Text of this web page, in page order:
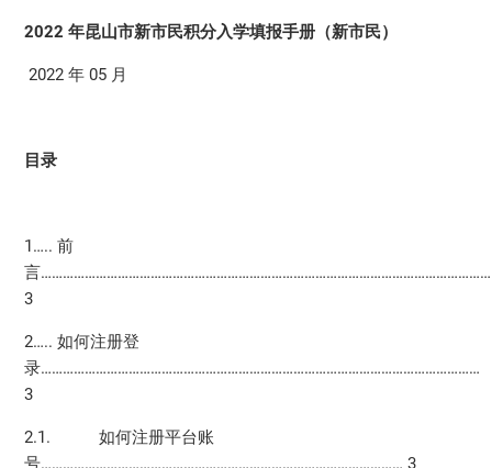
2022 年昆山市新市民积分入学填报手册（新市民）
2022 年 05 月
目录
1….. 前
言
3
2….. 如何注册登
录…………………………………………………………………………………………………………
3
2.1. 如何注册平台账